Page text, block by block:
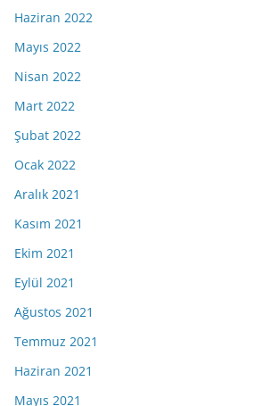
Haziran 2022
Mayıs 2022
Nisan 2022
Mart 2022
Şubat 2022
Ocak 2022
Aralık 2021
Kasım 2021
Ekim 2021
Eylül 2021
Ağustos 2021
Temmuz 2021
Haziran 2021
Mayıs 2021